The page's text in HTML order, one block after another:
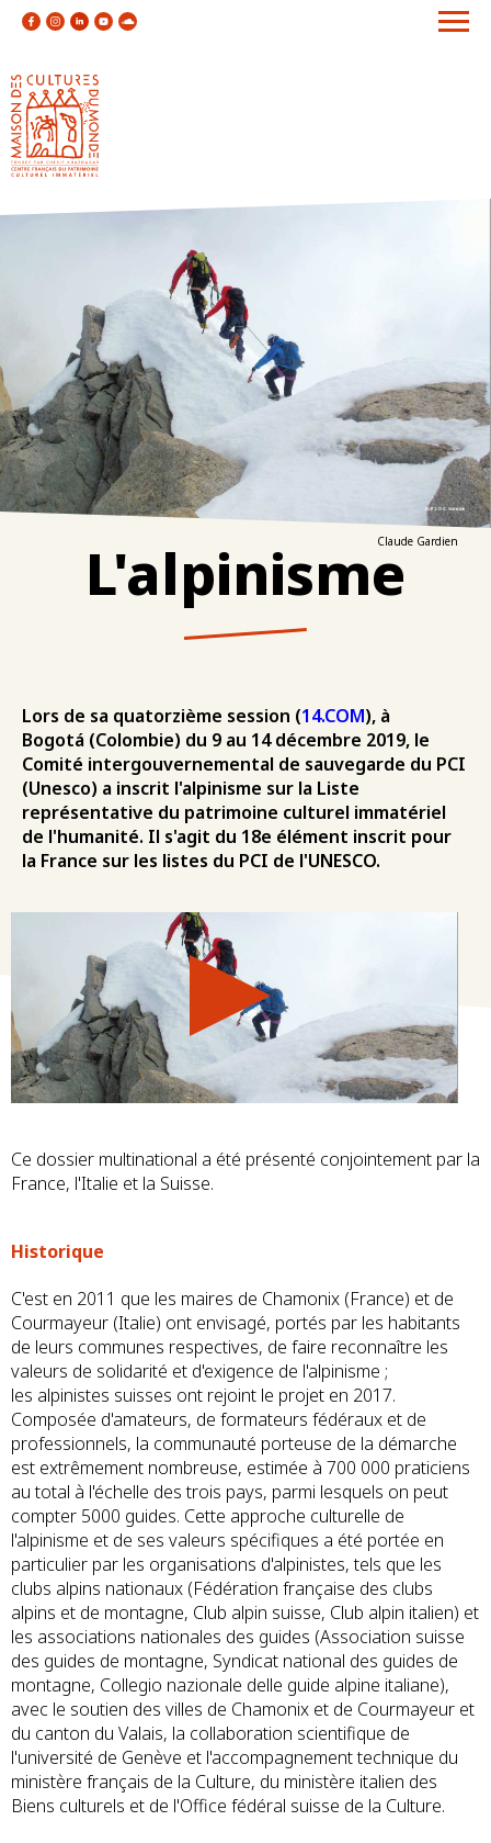
Claude Gardien
L'alpinisme
Lors de sa quatorzième session (14.COM), à
Bogotá (Colombie) du 9 au 14 décembre 2019, le
Comité intergouvernemental de sauvegarde du PCI
(Unesco) a inscrit l'alpinisme sur la Liste
représentative du patrimoine culturel immatériel
de l'humanité. Il s'agit du 18e élément inscrit pour
la France sur les listes du PCI de l'UNESCO.
Ce dossier multinational a été présenté conjointement par la
France, l'Italie et la Suisse.
Historique
C'est en 2011 que les maires de Chamonix (France) et de
Courmayeur (Italie) ont envisagé, portés par les habitants
de leurs communes respectives, de faire reconnaître les
valeurs de solidarité et d'exigence de l'alpinisme ;
les alpinistes suisses ont rejoint le projet en 2017.
Composée d'amateurs, de formateurs fédéraux et de
professionnels, la communauté porteuse de la démarche
est extrêmement nombreuse, estimée à 700 000 praticiens
au total à l'échelle des trois pays, parmi lesquels on peut
compter 5000 guides. Cette approche culturelle de
l'alpinisme et de ses valeurs spécifiques a été portée en
particulier par les organisations d'alpinistes, tels que les
clubs alpins nationaux (Fédération française des clubs
alpins et de montagne, Club alpin suisse, Club alpin italien) et
les associations nationales des guides (Association suisse
des guides de montagne, Syndicat national des guides de
montagne, Collegio nazionale delle guide alpine italiane),
avec le soutien des villes de Chamonix et de Courmayeur et
du canton du Valais, la collaboration scientifique de
l'université de Genève et l'accompagnement technique du
ministère français de la Culture, du ministère italien des
Biens culturels et de l'Office fédéral suisse de la Culture.